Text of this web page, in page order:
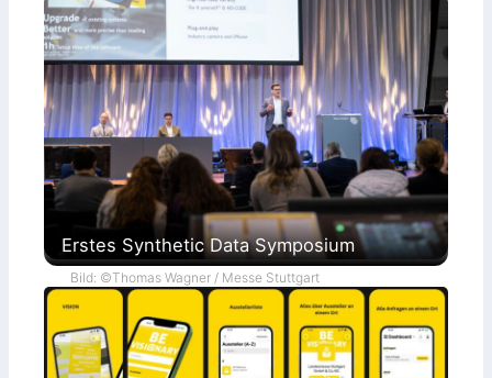
Erstes Synthetic Data Symposium
Bild: ©Thomas Wagner / Messe Stuttgart